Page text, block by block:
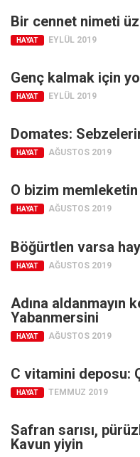
Bir cennet nimeti
HAYAT EYLÜL 2019
Genç kalmak için
HAYAT EYLÜL 2019
Domates:
HAYAT AĞUSTOS 2019
O bizim
HAYAT AĞUSTOS 2019
Böğürtlen varsa
HAYAT AĞUSTOS 2019
Adına aldanmayın
Yabanmersini
HAYAT AĞUSTOS 2019
C vitamini deposu:
HAYAT TEMMUZ 2019
Safran sarısı,
Kavun yiyin